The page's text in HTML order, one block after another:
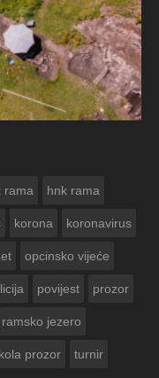
rama hnk rama
korona koronavirus
opcinsko vijeće
povijest prozor
ramsko jezero
prozor turnir